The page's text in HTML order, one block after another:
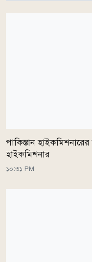
পাকিস্তান
হাইকমিশনার
১০:৩১ PM